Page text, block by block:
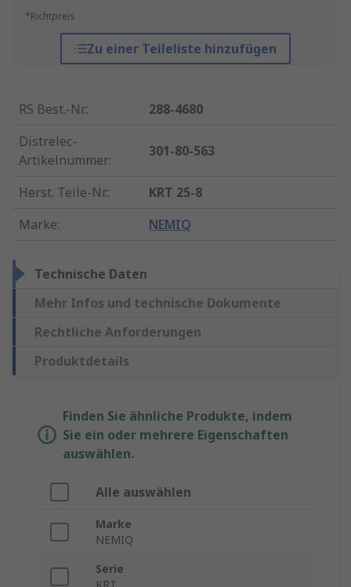
*Richtpreis
Zu einer Teileliste hinzufügen
RS Best.-Nr.:
288-4680
Distrelec-
Artikelnummer:
301-80-563
Herst. Teile-Nr.:
KRT 25-8
Marke: NEMIQ
Technische Daten
Mehr Infos und technische Dokumente
Rechtliche Anforderungen
Produktdetails
Finden Sie ähnliche Produkte, indem
Sie ein oder mehrere Eigenschaften
auswählen.
Alle auswählen
Marke
NEMIQ
Serie